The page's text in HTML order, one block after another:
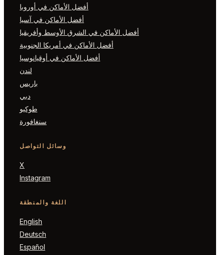
أفضل الأماكن في أوروبا
أفضل الأماكن في آسيا
أفضل الأماكن في الشرق الأوسط وأفريقيا
أفضل الأماكن في أمريكا الجنوبية
أفضل الأماكن في أوقيانوسيا
لندن
باريس
دبي
طوكيو
سنغافورة
وسائل التواصل
X
Instagram
اللغة والمنطقة
English
Deutsch
Español